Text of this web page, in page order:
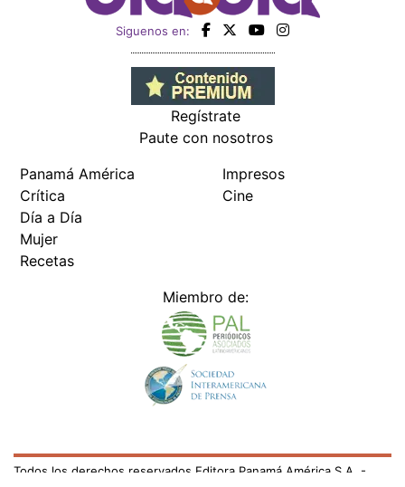
Siguenos en:
Regístrate
Paute con nosotros
Panamá América
Crítica
Día a Día
Mujer
Recetas
Impresos
Cine
Miembro de:
Todos los derechos reservados Editora Panamá América S.A. -